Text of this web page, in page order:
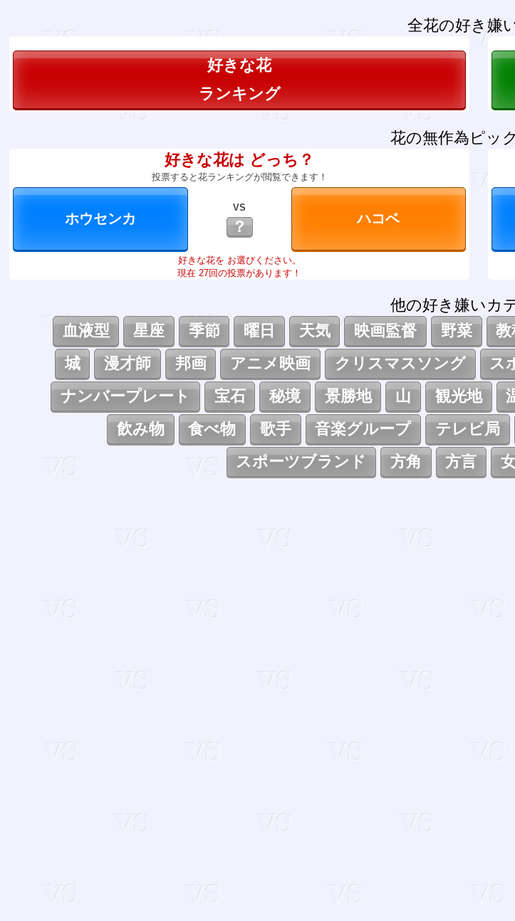
全花の好き嫌
好きな花
ランキング
花の無作為ピッ
好きな花は どっち？
投票すると花ランキングが閲覧できます！
VS
？
好きな花を お選びください。
現在 27回の投票があります！
他の好き嫌いカ
血液型
星座 季節 曜日 天気 映画監督 野菜 教
城
漫才師 邦画 アニメ映画 クリスマスソング ス
ナンバープレート
宝石 秘境 景勝地 山 観光地
飲み物
食べ物 歌手 音楽グループ テレビ局
スポーツブランド
方角 方言